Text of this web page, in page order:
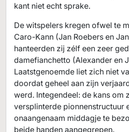
kant niet echt sprake.
De witspelers kregen ofwel te
Caro-Kann (Jan Roebers en
hanteerden zij zélf een zeer
damefianchetto (Alexander en
Laatstgenoemde liet zich niet
doordat geheel aan zijn
werd. Integendeel: de kans om
versplinterde pionnenstructuur
onaangenaam middagje te
beide handen aangegrepen.